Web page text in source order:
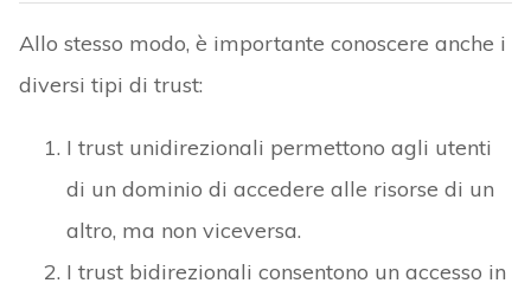
Allo stesso modo, è importante conoscere anche i
diversi tipi di trust:
I trust unidirezionali permettono agli utenti
di un dominio di accedere alle risorse di un
altro, ma non viceversa.
I trust bidirezionali consentono un accesso in